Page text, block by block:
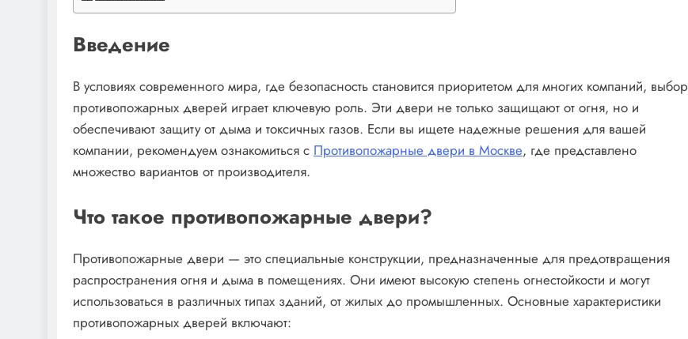
Введение
В условиях современного мира, где безопасность становится приоритетом для многих компаний, выбор
противопожарных дверей играет ключевую роль. Эти двери не только защищают от огня, но и
обеспечивают защиту от дыма и токсичных газов. Если вы ищете надежные решения для вашей
компании, рекомендуем ознакомиться с Противопожарные двери в Москве, где представлено
множество вариантов от производителя.
Что такое противопожарные двери?
Противопожарные двери — это специальные конструкции, предназначенные для предотвращения
распространения огня и дыма в помещениях. Они имеют высокую степень огнестойкости и могут
использоваться в различных типах зданий, от жилых до промышленных. Основные характеристики
противопожарных дверей включают: